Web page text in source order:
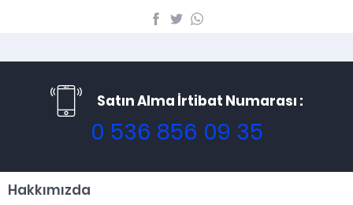
Satın Alma İrtibat Numarası :
0 536 856 09 35
Hakkımızda